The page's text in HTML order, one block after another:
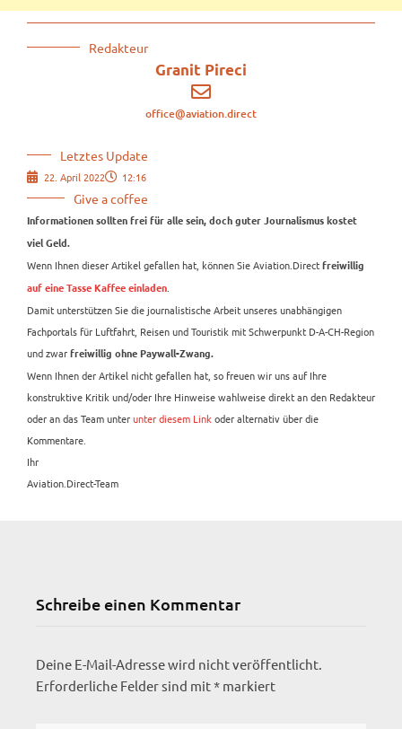
Redakteur
Granit Pireci
office@aviation.direct
Letztes Update
22. April 2022 12:16
Give a coffee
Informationen sollten frei für alle sein, doch guter Journalismus kostet
viel Geld.
Wenn Ihnen dieser Artikel gefallen hat, können Sie Aviation.Direct freiwillig
auf eine Tasse Kaffee einladen
Damit unterstützen Sie die journalistische Arbeit unseres unabhängigen
Fachportals für Luftfahrt, Reisen und Touristik mit Schwerpunkt D-A-CH-Region
und zwar freiwillig ohne Paywall-Zwang.
Wenn Ihnen der Artikel nicht gefallen hat, so freuen wir uns auf Ihre
konstruktive Kritik und/oder Ihre Hinweise wahlweise direkt an den Redakteur
oder an das Team unterunter diesem Link oder alternativ über die
Kommentare.
Ihr
Aviation.Direct-Team
Schreibe einen Kommentar
Deine E-Mail-Adresse wird nicht veröffentlicht.
Erforderliche Felder sind mit* markiert